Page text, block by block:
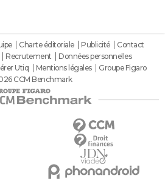
Charte éditoriale Publicité
Contact
Recrutement
Données personnelles
Utiq Mentions légales
Groupe Figaro
CCM Benchmark